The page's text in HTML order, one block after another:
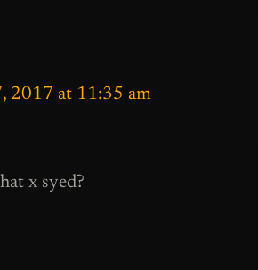
2017 at 11:35 am
x syed?